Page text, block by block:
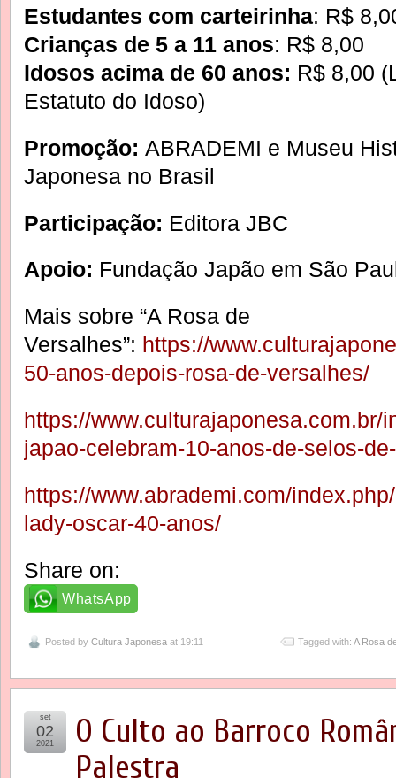
Estudantes com carteirinha: R$
Crianças de 5 a 11 anos: R$ 8,00
Idosos acima de 60 anos: R$ 8,00
Estatuto do Idoso)
Promoção: ABRADEMI e Museu
Japonesa no Brasil
Participação: Editora JBC
Apoio: Fundação Japão em São
Mais sobre “A Rosa de
Versalhes”: https://
50-anos-depois-rosa-de-versalhes/
https://www.culturajaponesa.com.br/
japao-celebram-10-anos-de-selos-
https://www.abrademi.com/
lady-oscar-40-anos/
Share on:
WhatsApp
Posted by Cultura Japonesa at 19:11 Tagged with: A Rosa
O Culto ao Barroco
Palestra
set
02
2021